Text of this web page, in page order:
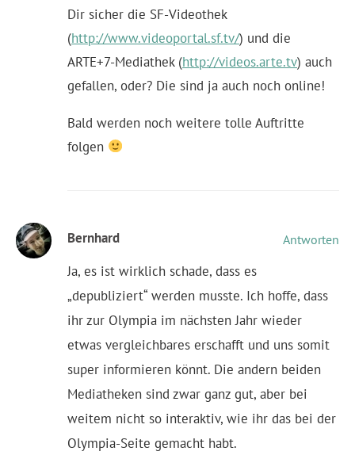
Dir sicher die SF-Videothek
(http://www.videoportal.sf.tv/) und die
ARTE+7-Mediathek (http://videos.arte.tv) auch
gefallen, oder? Die sind ja auch noch online!
Bald werden noch weitere tolle Auftritte
folgen
Bernhard Antworten
Ja, es ist wirklich schade, dass es
„depubliziert“ werden musste. Ich hoffe, dass
ihr zur Olympia im nächsten Jahr wieder
etwas vergleichbares erschafft und uns somit
super informieren könnt. Die andern beiden
Mediatheken sind zwar ganz gut, aber bei
weitem nicht so interaktiv, wie ihr das bei der
Olympia-Seite gemacht habt.